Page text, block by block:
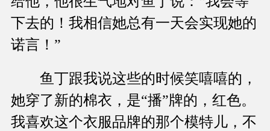
下去的！我相信她总有一天会实现她的
诺言！”
鱼丁跟我说这些的时候笑嘻嘻的，
她穿了新的棉衣，是“播”牌的，红色。
我喜欢这个衣服品牌的那个模特儿，不